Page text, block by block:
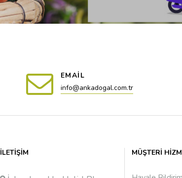
EMAİL
info@ankadogal.com.tr
İLETIŞIM MÜŞTERI